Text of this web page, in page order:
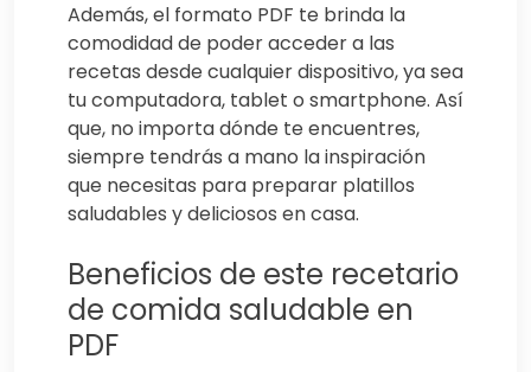
Además, el formato PDF te brinda la
comodidad de poder acceder a las
recetas desde cualquier dispositivo, ya sea
tu computadora, tablet o smartphone. Así
que, no importa dónde te encuentres,
siempre tendrás a mano la inspiración
que necesitas para preparar platillos
saludables y deliciosos en casa.
Beneficios de este recetario
de comida saludable en
PDF